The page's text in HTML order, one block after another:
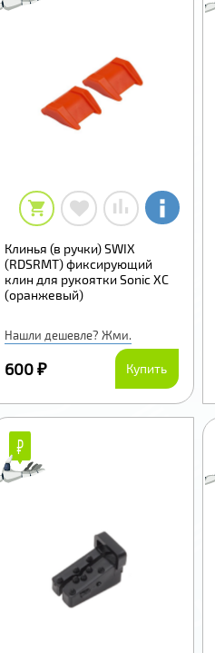
Клинья (в ручки) SWIX
(RDSRMT) фиксирующий
клин для рукоятки Sonic XC
(оранжевый)
Нашли дешевле? Жми.
600 ₽ Купить
₽
₽